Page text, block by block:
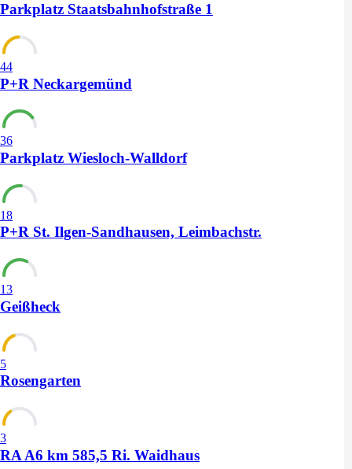
Parkplatz Staatsbahnhofstraße 1
44
P+R Neckargemünd
36
Parkplatz Wiesloch-Walldorf
18
P+R St. Ilgen-Sandhausen, Leimbachstr.
13
Geißheck
5
Rosengarten
3
RA A6 km 585,5 Ri. Waidhaus